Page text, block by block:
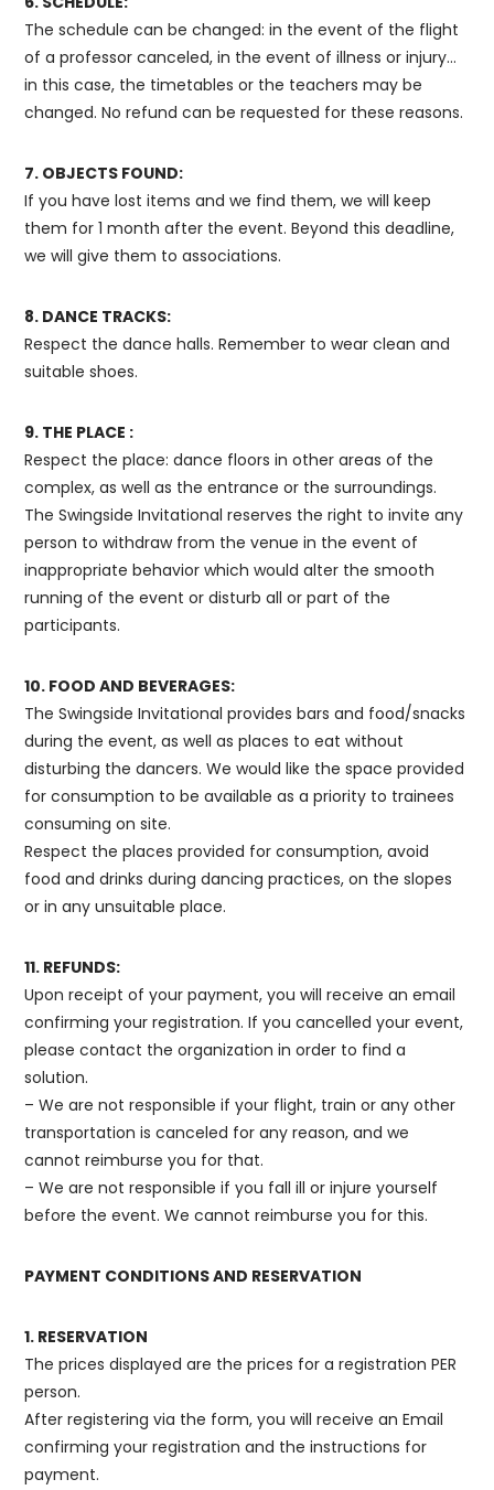
The schedule can be changed: in the event of the flight
of a professor canceled, in the event of illness or injury…
in this case, the timetables or the teachers may be
changed. No refund can be requested for these reasons.
7. OBJECTS FOUND:
If you have lost items and we find them, we will keep
them for 1 month after the event. Beyond this deadline,
we will give them to associations.
8. DANCE TRACKS:
Respect the dance halls. Remember to wear clean and
suitable shoes.
9. THE PLACE :
Respect the place: dance floors in other areas of the
complex, as well as the entrance or the surroundings.
The Swingside Invitational reserves the right to invite any
person to withdraw from the venue in the event of
inappropriate behavior which would alter the smooth
running of the event or disturb all or part of the
participants.
10. FOOD AND BEVERAGES:
The Swingside Invitational provides bars and food/snacks
during the event, as well as places to eat without
disturbing the dancers. We would like the space provided
for consumption to be available as a priority to trainees
consuming on site.
Respect the places provided for consumption, avoid
food and drinks during dancing practices, on the slopes
or in any unsuitable place.
11. REFUNDS:
Upon receipt of your payment, you will receive an email
confirming your registration. If you cancelled your event,
please contact the organization in order to find a
solution.
– We are not responsible if your flight, train or any other
transportation is canceled for any reason, and we
cannot reimburse you for that.
– We are not responsible if you fall ill or injure yourself
before the event. We cannot reimburse you for this.
PAYMENT CONDITIONS AND RESERVATION
1. RESERVATION
The prices displayed are the prices for a registration PER
person.
After registering via the form, you will receive an Email
confirming your registration and the instructions for
payment.